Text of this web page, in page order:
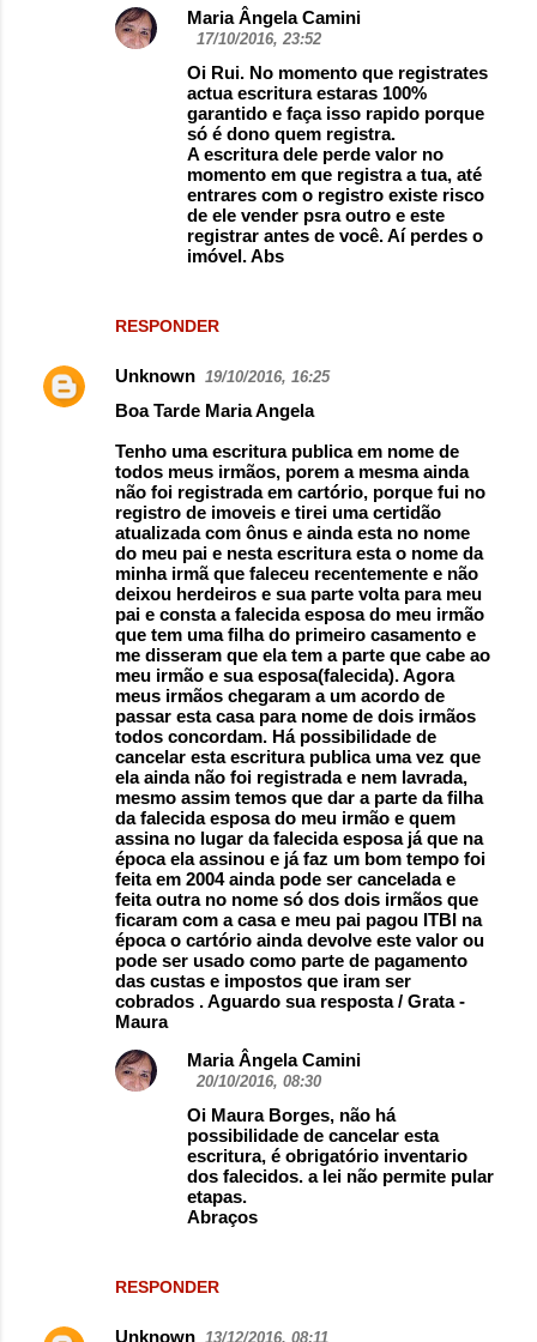
RESPONDER
Maria Ângela Camini
17/10/2016, 23:52
Oi Rui. No momento que registrates
actua escritura estaras 100%
garantido e faça isso rapido porque
só é dono quem registra.
A escritura dele perde valor no
momento em que registra a tua, até
entrares com o registro existe risco
de ele vender psra outro e este
registrar antes de você. Aí perdes o
imóvel. Abs
Unknown 19/10/2016, 16:25
Boa Tarde Maria Angela
Tenho uma escritura publica em nome de
todos meus irmãos, porem a mesma ainda
não foi registrada em cartório, porque fui no
registro de imoveis e tirei uma certidão
atualizada com ônus e ainda esta no nome
do meu pai e nesta escritura esta o nome da
minha irmã que faleceu recentemente e não
deixou herdeiros e sua parte volta para meu
pai e consta a falecida esposa do meu irmão
que tem uma filha do primeiro casamento e
me disseram que ela tem a parte que cabe ao
meu irmão e sua esposa(falecida). Agora
meus irmãos chegaram a um acordo de
passar esta casa para nome de dois irmãos
todos concordam. Há possibilidade de
cancelar esta escritura publica uma vez que
ela ainda não foi registrada e nem lavrada,
mesmo assim temos que dar a parte da filha
da falecida esposa do meu irmão e quem
assina no lugar da falecida esposa já que na
época ela assinou e já faz um bom tempo foi
feita em 2004 ainda pode ser cancelada e
feita outra no nome só dos dois irmãos que
ficaram com a casa e meu pai pagou ITBI na
época o cartório ainda devolve este valor ou
pode ser usado como parte de pagamento
das custas e impostos que iram ser
cobrados . Aguardo sua resposta / Grata -
Maura
RESPONDER
Maria Ângela Camini
20/10/2016, 08:30
Oi Maura Borges, não há
possibilidade de cancelar esta
escritura, é obrigatório inventario
dos falecidos. a lei não permite pular
etapas.
Abraços
Unknown 13/12/2016, 08:11